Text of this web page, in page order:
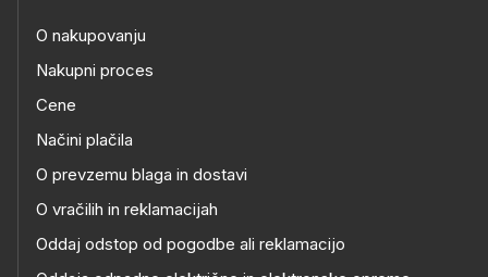
O nakupovanju
Nakupni proces
Cene
Načini plačila
O prevzemu blaga in dostavi
O vračilih in reklamacijah
Oddaj odstop od pogodbe ali reklamacijo